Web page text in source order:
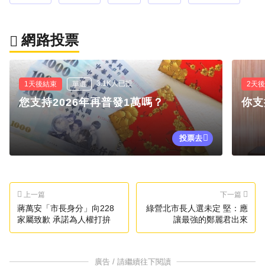
網路投票
1天後結束 單選 3.1K人已投
您支持2026年再普發1萬嗎？
投票去
2天
你
上一篇
蔣萬安「市長身分」向228
家屬致歉 承諾為人權打拚
下一篇
綠營北市長人選未定 堅：應
讓最強的鄭麗君出來
廣告 / 請繼續往下閱讀